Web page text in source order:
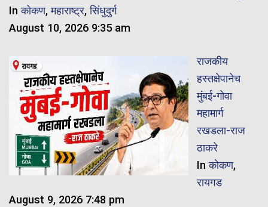
Inकोकण,महाराष्ट्र,सिंधुदुर्ग
August 10, 2026 9:35 am
राजकीय
हस्तक्षेपानेच
मुंबई-गोवा
महामार्ग
रखडला-राज
ठाकरे
Inकोकण,
रायगड
August 9, 2026 7:48 pm